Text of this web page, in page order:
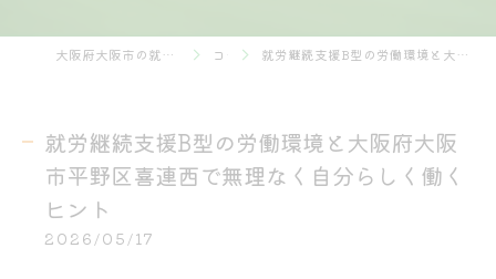
大阪府大阪市の就労継続支援B型なら株式会社あふろ コラム 就労継続支援B型の労働環境と大阪府大阪市平野区喜連西で無理なく自分らしく働くヒント
就労継続支援B型の労働環境と大阪府大阪
市平野区喜連西で無理なく自分らしく働く
ヒント
2026/05/17